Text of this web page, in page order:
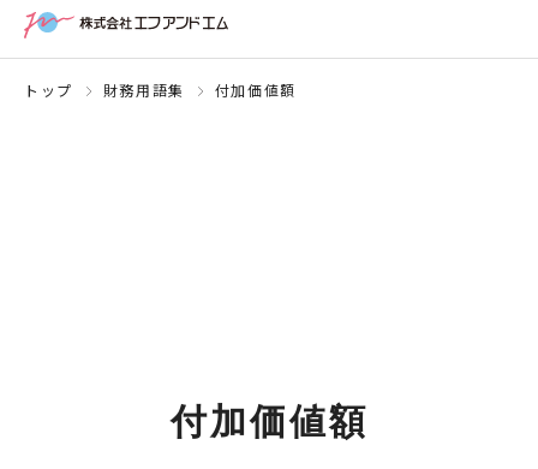
トップ 財務用語集 付加価値額
付加価値額